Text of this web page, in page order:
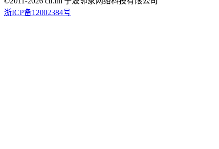
浙ICP备12002384号